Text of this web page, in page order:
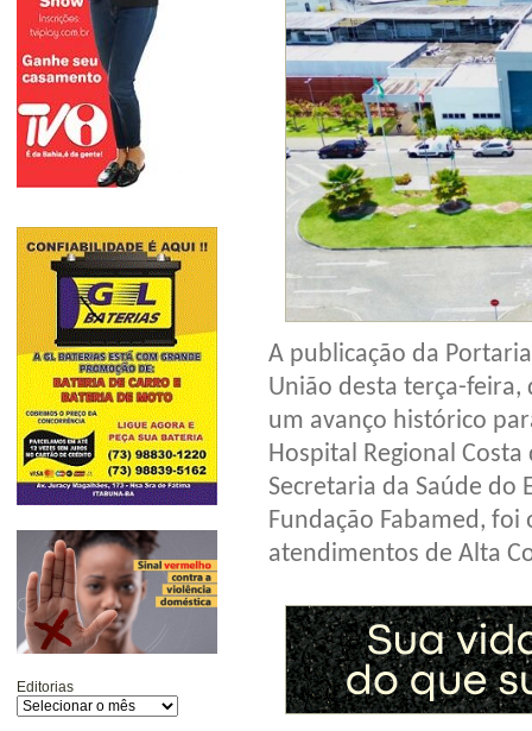
Editorias
A publicação da
União desta terça-feira,
um avanço histórico
Hospital Regional Costa
Secretaria da Saúde do
Fundação Fabamed,
atendimentos de Alta